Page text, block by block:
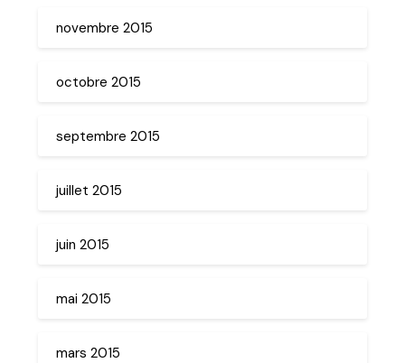
novembre 2015
octobre 2015
septembre 2015
juillet 2015
juin 2015
mai 2015
mars 2015